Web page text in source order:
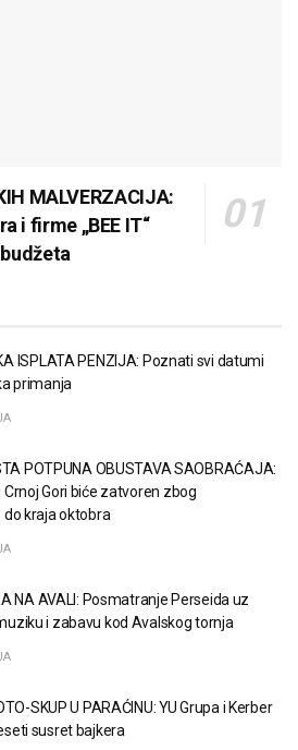
MALVERZACIJA:
i firme „BEE IT“
ISPLATA PENZIJA: Poznati svi datumi
primanja
POTPUNA OBUSTAVA SAOBRAĆAJA:
Crnoj Gori biće zatvoren zbog
kraja oktobra
NA AVALI: Posmatranje Perseida uz
i zabavu kod Avalskog tornja
SKUP U PARAĆINU: YU Grupa i Kerber
susret bajkera